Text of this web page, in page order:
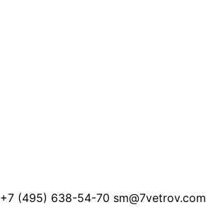
+7 (495) 638-54-70 sm@7vetrov.com